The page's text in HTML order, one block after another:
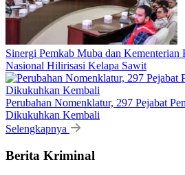
Sinergi Pemkab Muba dan Kementerian
Nasional Hilirisasi Kelapa Sawit
Perubahan Nomenklatur, 297 Pejabat
Dikukuhkan Kembali
Selengkapnya
Berita Kriminal